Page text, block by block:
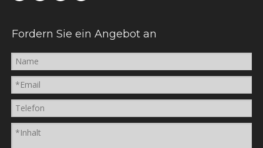
Fordern Sie ein Angebot an